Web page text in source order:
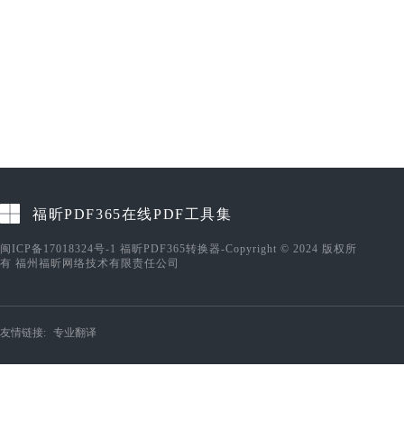
福昕PDF365在线PDF工具集
闽ICP备17018324号-1 福昕PDF365转换器-Copyright © 2024 版权所
有 福州福昕网络技术有限责任公司
友情链接: 专业翻译